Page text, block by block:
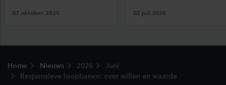
07 oktober 2025 02 juli 2026
Home Nieuws 2026
Juni
Responsieve loopbanen: over willen en waarde